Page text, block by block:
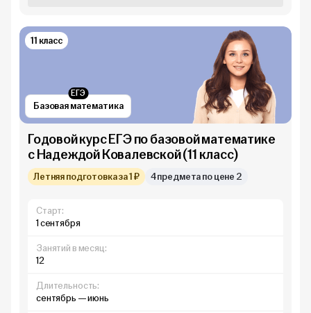
Базовая математика
ЕГЭ
11 класс
Годовой курс ЕГЭ по базовой математике
с Надеждой Ковалевской (11 класс)
Летняя подготовка за 1 ₽ 4 предмета по цене 2
Старт:
1 сентября
Занятий в месяц:
12
Длительность:
сентябрь — июнь